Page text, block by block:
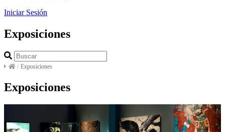
Iniciar Sesión
Exposiciones
/ Exposiciones
Exposiciones